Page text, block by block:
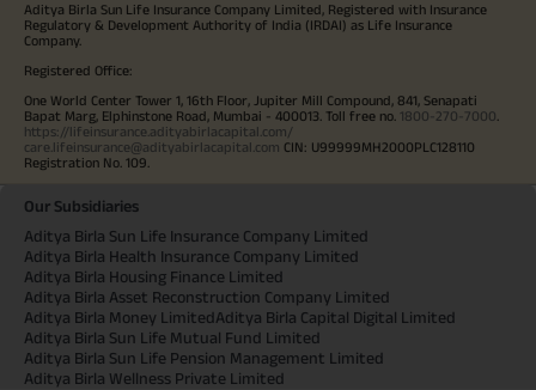
Aditya Birla Sun Life Insurance Company Limited, Registered with Insurance
Regulatory & Development Authority of India (IRDAI) as Life Insurance
Company.
Registered Office:
One World Center Tower 1, 16th Floor, Jupiter Mill Compound, 841, Senapati
Bapat Marg, Elphinstone Road, Mumbai - 400013. Toll free no. 1800-270-7000
https://lifeinsurance.adityabirlacapital.com/
care.lifeinsurance@adityabirlacapital.com CIN: U99999MH2000PLC128110
Registration No. 109.
Our Subsidiaries
Aditya Birla Sun Life Insurance Company Limited
Aditya Birla Health Insurance Company Limited
Aditya Birla Housing Finance Limited
Aditya Birla Asset Reconstruction Company Limited
Aditya Birla Money LimitedAditya Birla Capital Digital Limited
Aditya Birla Sun Life Mutual Fund Limited
Aditya Birla Sun Life Pension Management Limited
Aditya Birla Wellness Private Limited